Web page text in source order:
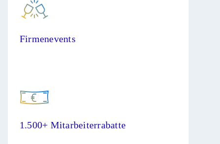
Firmenevents
1.500+ Mitarbeiterrabatte